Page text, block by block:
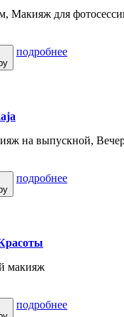
Макияж для
подробнее
на выпускной,
подробнее
макияж
подробнее